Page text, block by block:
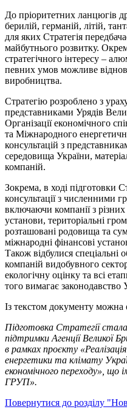
До пріоритетних ланцюгів
берилій, германій, літій,
для яких Стратегія
майбутнього розвитку.
стратегічного інтересу –
певних умов можливе
виробництва.
Стратегію розроблено з
представниками Урядів
Організації економічного
та Міжнародного
консультацій з
середовища України,
компаній.
Зокрема, в ході підготовки
консультації з численними
включаючи компанії з різних
установи, територіальні
розташовані родовища та
міжнародні фінансові
Також відбулися спеціальні
компаній видобувного
екологічну оцінку та всі
того вимагає законодавство
Із текстом документу можна
Підготовка Стратегії
підтримки Агенції Великої
в рамках проєкту
енергетики та клімату
економічного переходу»,
ГРУП».
Повернутися до розділу